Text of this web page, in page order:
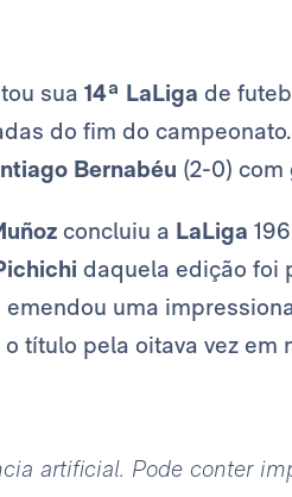
sua 14ª LaLiga de
do fim do
Bernabéu (2-0) com
concluiu a LaLiga
daquela edição foi
emendou uma
título pela oitava vez em
artificial. Pode conter